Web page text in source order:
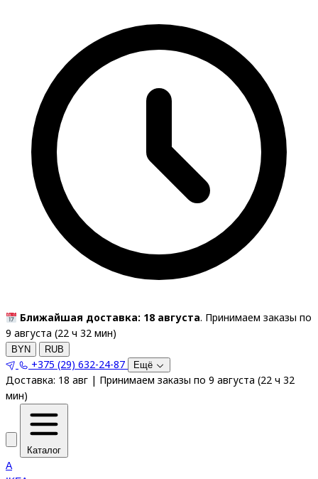
Ближайшая доставка: 18 августа. Принимаем заказы по
9 августа (22 ч 32 мин)
BYN RUB
+375 (29) 632-24-87 Ещё
Доставка: 18 авг | Принимаем заказы по 9 августа (22 ч 32
мин)
Каталог
A